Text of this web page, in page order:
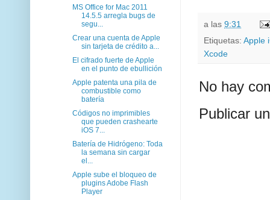
a las 9:31
Etiquetas: Apple
Xcode
No hay
Publicar
MS Office for Mac 2011
14.5.5 arregla bugs de
segu...
Crear una cuenta de Apple
sin tarjeta de crédito a...
El cifrado fuerte de Apple
en el punto de ebullición
Apple patenta una pila de
combustible como
batería
Códigos no imprimibles
que pueden crashearte
iOS 7...
Batería de Hidrógeno: Toda
la semana sin cargar
el...
Apple sube el bloqueo de
plugins Adobe Flash
Player